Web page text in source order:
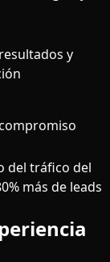
y
del tráfico del
más de leads